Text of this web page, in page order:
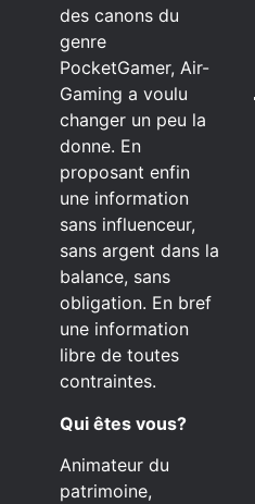
des canons du
genre
PocketGamer, Air-
Gaming a voulu
changer un peu la
donne. En
proposant enfin
une information
sans influenceur,
sans argent dans la
balance, sans
obligation. En bref
une information
libre de toutes
contraintes.
Qui êtes vous?
Animateur du
patrimoine,